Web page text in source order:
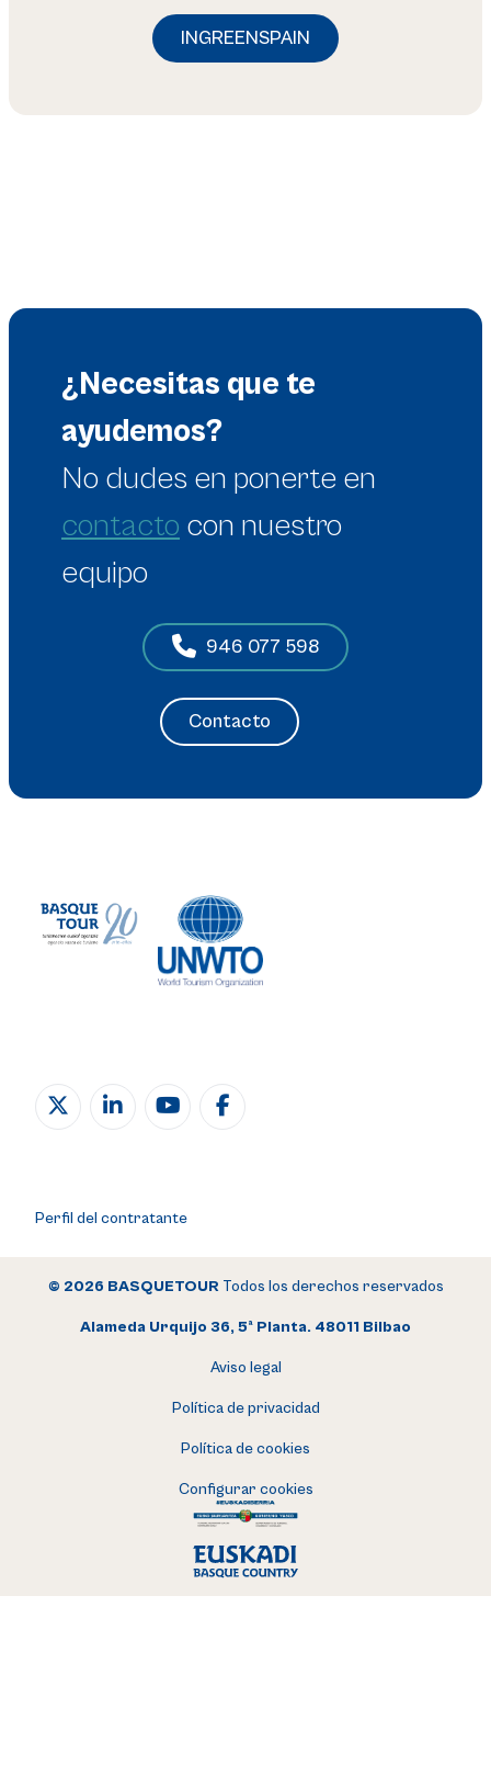
INGREENSPAIN
¿Necesitas que te
ayudemos?
No dudes en ponerte en
contacto con nuestro
equipo
946 077 598
Contacto
Perfil del contratante
© 2026 BASQUETOURTodos los derechos reservados
Alameda Urquijo 36, 5ª Planta. 48011 Bilbao
Aviso legal
Política de privacidad
Política de cookies
Configurar cookies